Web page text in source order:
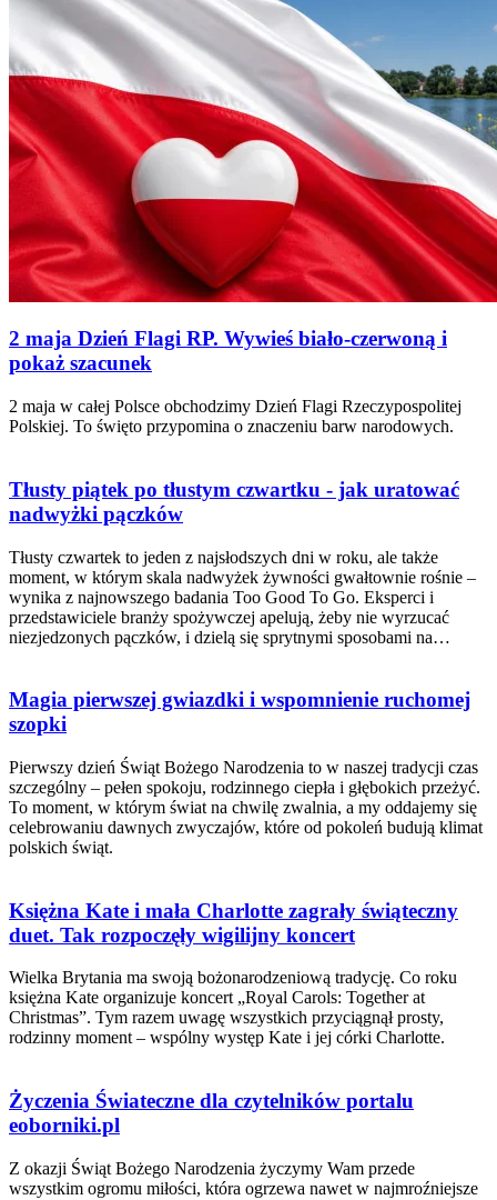
2 maja Dzień Flagi RP. Wywieś biało-czerwoną i
pokaż szacunek
2 maja w całej Polsce obchodzimy Dzień Flagi Rzeczypospolitej
Polskiej. To święto przypomina o znaczeniu barw narodowych.
Tłusty piątek po tłustym czwartku - jak uratować
nadwyżki pączków
Tłusty czwartek to jeden z najsłodszych dni w roku, ale także
moment, w którym skala nadwyżek żywności gwałtownie rośnie –
wynika z najnowszego badania Too Good To Go. Eksperci i
przedstawiciele branży spożywczej apelują, żeby nie wyrzucać
niezjedzonych pączków, i dzielą się sprytnymi sposobami na…
Magia pierwszej gwiazdki i wspomnienie ruchomej
szopki
Pierwszy dzień Świąt Bożego Narodzenia to w naszej tradycji czas
szczególny – pełen spokoju, rodzinnego ciepła i głębokich przeżyć.
To moment, w którym świat na chwilę zwalnia, a my oddajemy się
celebrowaniu dawnych zwyczajów, które od pokoleń budują klimat
polskich świąt.
Księżna Kate i mała Charlotte zagrały świąteczny
duet. Tak rozpoczęły wigilijny koncert
Wielka Brytania ma swoją bożonarodzeniową tradycję. Co roku
księżna Kate organizuje koncert „Royal Carols: Together at
Christmas”. Tym razem uwagę wszystkich przyciągnął prosty,
rodzinny moment – wspólny występ Kate i jej córki Charlotte.
Życzenia Świateczne dla czytelników portalu
eoborniki.pl
Z okazji Świąt Bożego Narodzenia życzymy Wam przede
wszystkim ogromu miłości, która ogrzewa nawet w najmroźniejsze